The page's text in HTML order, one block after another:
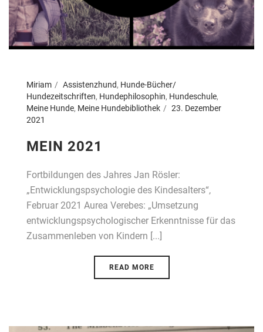
Miriam Assistenzhund, Hunde-Bücher/
Hundezeitschriften, Hundephilosophin, Hundeschule,
Meine Hunde, Meine Hundebibliothek
23. Dezember
2021
MEIN 2021
Fortbildungen des Jahres Jan Rösler:
„Entwicklungspsychologie des Kindesalters“,
Februar 2021 Aurea Verebes: „Umsetzung
entwicklungspsychologischer Erkenntnisse für das
Zusammenleben von Kindern [...]
READ MORE